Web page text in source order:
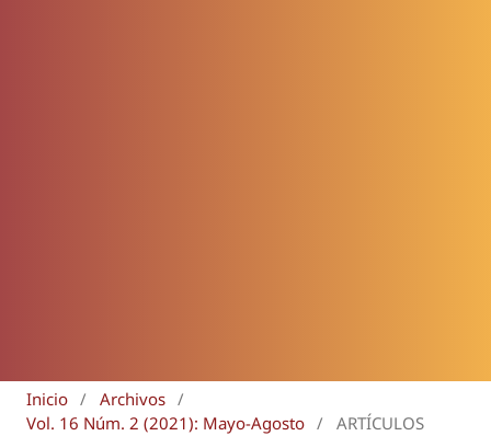
Inicio / Archivos /
Vol. 16 Núm. 2 (2021): Mayo-Agosto / ARTÍCULOS